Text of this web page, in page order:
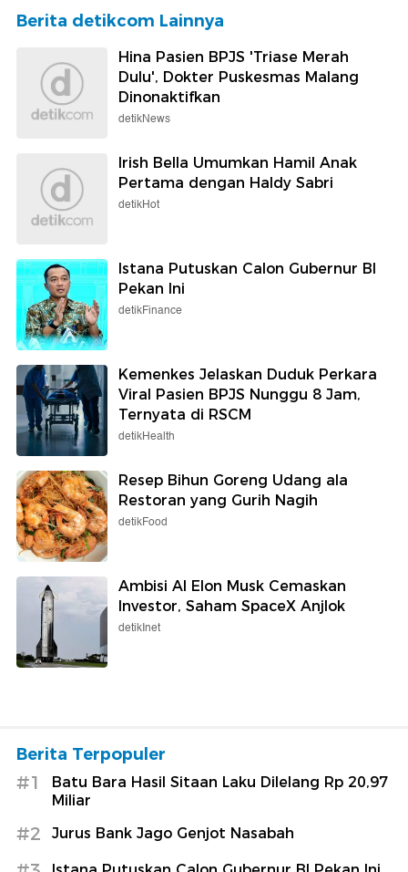
Berita detikcom Lainnya
Hina Pasien BPJS 'Triase Merah
Dulu', Dokter Puskesmas Malang
Dinonaktifkan
detikNews
Irish Bella Umumkan Hamil Anak
Pertama dengan Haldy Sabri
detikHot
Istana Putuskan Calon Gubernur BI
Pekan Ini
detikFinance
Kemenkes Jelaskan Duduk Perkara
Viral Pasien BPJS Nunggu 8 Jam,
Ternyata di RSCM
detikHealth
Resep Bihun Goreng Udang ala
Restoran yang Gurih Nagih
detikFood
Ambisi AI Elon Musk Cemaskan
Investor, Saham SpaceX Anjlok
detikInet
Berita Terpopuler
#1
Batu Bara Hasil Sitaan Laku Dilelang Rp 20,97
Miliar
#2 Jurus Bank Jago Genjot Nasabah